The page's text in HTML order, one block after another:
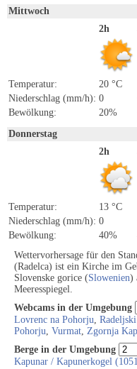
Mittwoch
2h
Temperatur:
20 °C
Niederschlag (mm/h): 0
Bewölkung:
20%
Donnerstag
2h
Temperatur:
13 °C
Niederschlag (mm/h): 0
Bewölkung:
40%
Wettervorhersage für den
(Radelca) ist ein Kirche im
Slovenske gorice (Slowenien)
Meeresspiegel.
Webcams in der Umgebung
Lovrenc na Pohorju,
Pohorju, Vurmat, Zgornja
Berge in der Umgebung
Kapunar / Kapunerkogel